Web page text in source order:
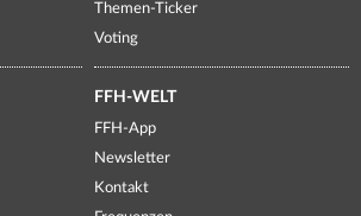
Themen-Ticker
Voting
FFH-WELT
FFH-App
Newsletter
Kontakt